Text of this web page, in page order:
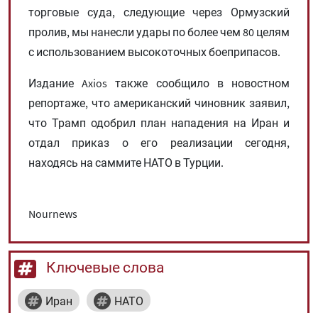
торговые суда, следующие через Ормузский
пролив, мы нанесли удары по более чем 80 целям
с использованием высокоточных боеприпасов.
Издание Axios также сообщило в новостном
репортаже, что американский чиновник заявил,
что Трамп одобрил план нападения на Иран и
отдал приказ о его реализации сегодня,
находясь на саммите НАТО в Турции.
Nournews
Ключевые слова
Иран НАТО